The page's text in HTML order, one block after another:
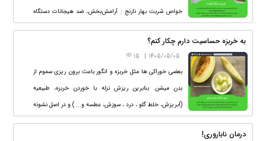
خواص شربت بهار نارنج : آرامش‌بخش، ضد هیجانات دستگاه
عصبی، تقويت قلب و اعصاب، از بین بردن تشنج و تپش
نامنظم قلب، کاهش سردردهای میگرنیبه خربزه حساسیت دارم چکار کنم؟
1405/05/05
|
بعضی خوراکی ها مثل خربزه و انگور باعث برون ریزی سموم از
بدن میشن. بنابرین ریزش نزله با خوردن خربزه، طبیعیه
(آبریزش، خلط گلو ، درد ، سوزش، عطسه و... ) و در اصل نشونه
انباشت سموم و نیاز بدن به #پاکسازی و مواردی مثل حجامت
درمان ناباروری!